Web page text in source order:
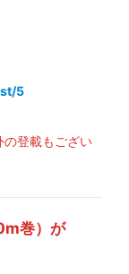
5
登載もござい
巻）が